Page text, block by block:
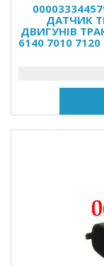
ДАТЧИК
ДВИГУНІВ
6140 7010